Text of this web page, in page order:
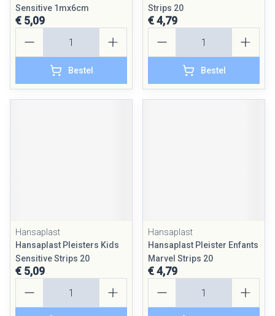
Sensitive 1mx6cm
€ 5,09
Bestel
Strips 20
€ 4,79
Bestel
Hansaplast
Hansaplast Pleisters Kids
Sensitive Strips 20
€ 5,09
Hansaplast
Hansaplast Pleister Enfants
Marvel Strips 20
€ 4,79